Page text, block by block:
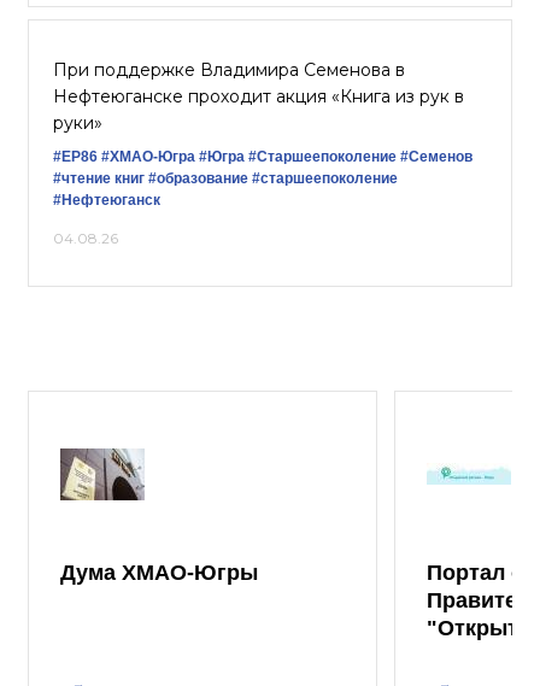
При поддержке Владимира Семенова в
Нефтеюганске проходит акция «Книга из рук в
руки»
#ЕР86 #ХМАО-Югра #Югра #Старшеепоколение #Семенов
#чтение книг #образование #старшеепоколение
#Нефтеюганск
04.08.26
Дума ХМАО-Югры
Портал